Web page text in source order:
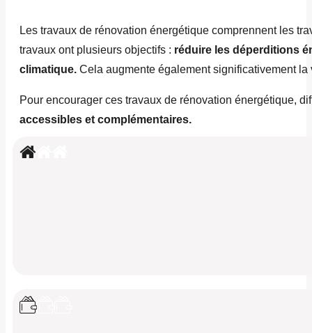
Les travaux de rénovation énergétique comprennent les
travaux ont plusieurs objectifs : réduire les déperditions
climatique. Cela augmente également significativement
Pour encourager ces travaux de rénovation énergétique,
accessibles et complémentaires.